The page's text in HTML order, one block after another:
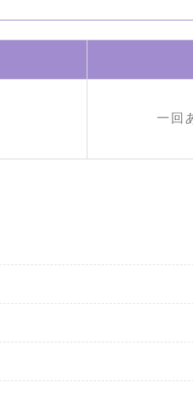
一回